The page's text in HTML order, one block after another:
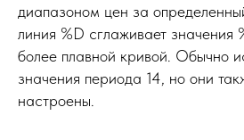
диапазоном цен за
линия %D сглаживает значения
более плавной кривой. Обычно
значения периода 14, но они
настроены.